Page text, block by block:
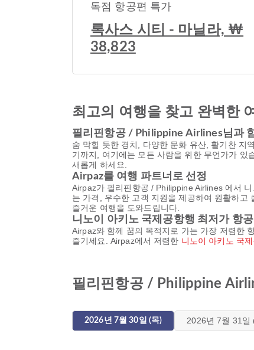
독점 항공편 특가
록사스 시티 - 마닐라, ₩
38,823
최고의 여행을 찾고 완벽한
필리핀항공 / Philippine Airlines님과
숨 막힐 듯한 경치, 다양한 문화 유산, 활기찬 지
기까지, 여기에는 모든 사람을 위한 무언가가 있
새롭게 하세요.
Airpaz를 여행 파트너로 선정
Airpaz가 필리핀항공 / Philippine Airlines 에서
는 가격, 우수한 고객 지원을 제공하여 원활하고
즐거운 여행을 도와드립니다.
니노이 아키노 국제공항행 최저가 항
Airpaz와 함께 꿈의 목적지로 가는 가장 저렴한
즐기세요. Airpaz에서 저렴한 니노이 아키노 국
필리핀항공 / Philippine
2026년 7월 30일 (목) 2026년 7월 31일